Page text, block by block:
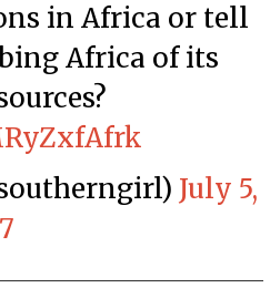
in Africa or tell
Africa of its
July 5,